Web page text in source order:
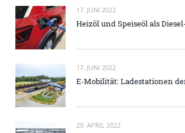
17. JUNI 2022
Heizöl und Speiseöl als
17. JUNI 2022
E-Mobilität: Ladestationen
29. APRIL 2022